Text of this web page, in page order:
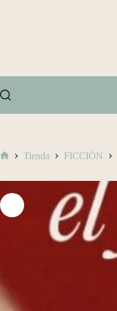
Tienda FICCIÓN